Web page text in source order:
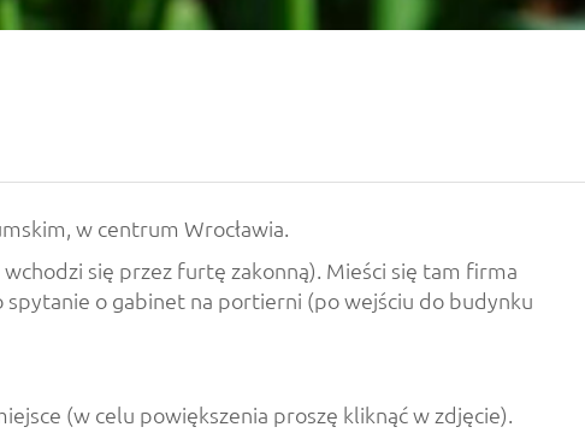
w centrum Wrocławia.
się przez furtę zakonną). Mieści się tam firma
o gabinet na portierni (po wejściu do budynku
(w celu powiększenia proszę kliknąć w zdjęcie).